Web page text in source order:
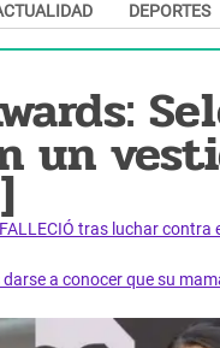
DEPORTES
un
tras luchar contra
a conocer que su